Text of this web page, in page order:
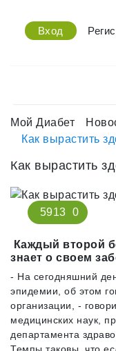
Вход
Мой Диабет
Как вырастить
Как вырастить
5913 0
Каждый второй
знает о своем
- На сегодняшний
эпидемии, об этом
организации, -
медицинских наук,
департамента